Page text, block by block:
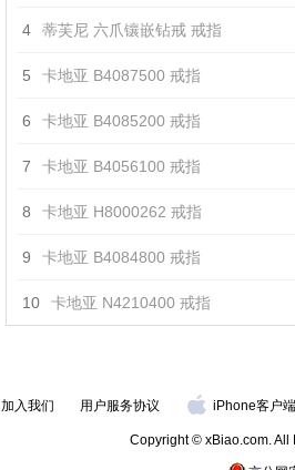
4 蒂芙尼 六爪镶嵌钻戒 戒指
5 卡地亚 B4087500 戒指
6 卡地亚 B4085200 戒指
7 卡地亚 B4056100 戒指
8 卡地亚 H8000262 戒指
9 卡地亚 B4084800 戒指
10 卡地亚 N4210400 戒指
加入我们 用户服务协议 iPhone客户端
Copyright © xBiao.com. All